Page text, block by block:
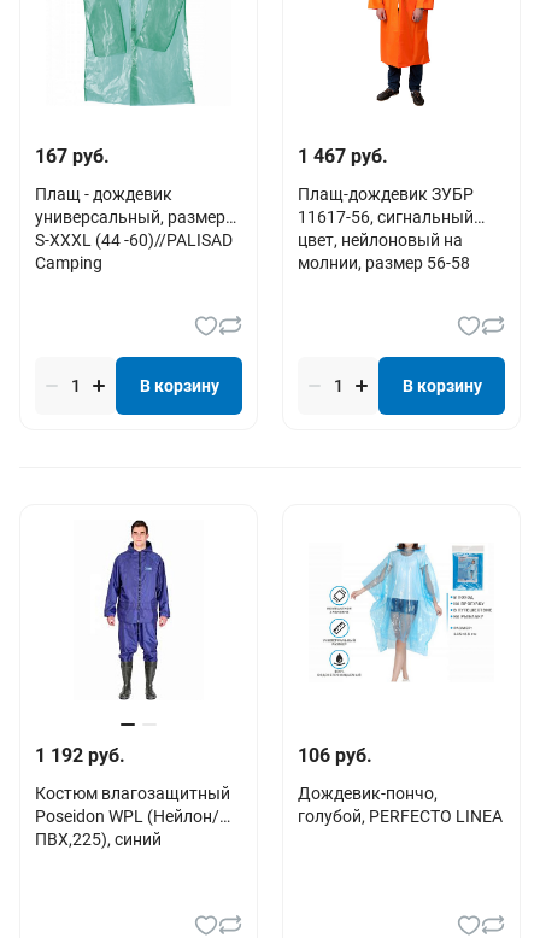
167 руб.
Плащ - дождевик
универсальный, размер
S-XXXL (44 -60)//PALISAD
Camping
В корзину
1 467 руб.
Плащ-дождевик ЗУБР
11617-56, сигнальный
цвет, нейлоновый на
молнии, размер 56-58
В корзину
1 192 руб.
Костюм влагозащитный
Poseidon WPL (Нейлон/
ПВХ,225), синий
106 руб.
Дождевик-пончо,
голубой, PERFECTO LINEA